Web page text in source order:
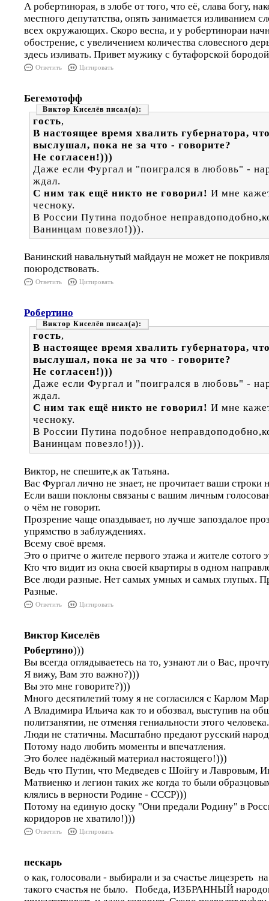
А робертинорая, в злобе от того, что её, слава богу,
местного депутатства, опять занимается изливанием
всех окружающих. Скоро весна, и у робертинораи
обострение, с увеличением количества словесного
здесь изливать. Привет мужику с бутафорской
Ответить Цитировать
Бегемотофф
Виктор Киселёв
гость,
В настоящее время хвалить губернатора,
выслушал, пока не за что - говорите?
Не согласен!)))
Даже если Фургал и "поигрался в любовь" -
ждал.
С ним так ещё никто не говорил! И мне
чесноку.
В России Путина подобное
Ванинцам повезло!))).
Ванинский навальнутый майдаун не может не
поюродствовать.
Ответить Цитировать
Робертино
Виктор Киселёв
гость,
В настоящее время хвалить губернатора,
выслушал, пока не за что - говорите?
Не согласен!)))
Даже если Фургал и "поигрался в любовь" -
ждал.
С ним так ещё никто не говорил! И мне
чесноку.
В России Путина подобное
Ванинцам повезло!))).
Виктор, не спешите,к ак Татьяна.
Вас Фургал лично не знает, не прочитает ваши строки
Если ваши поклоны связаны с вашим личным
о чём не говорит.
Прозрение чаще опаздывает, но лучше запоздалое
упрямство в заблуждениях.
Всему своё время.
Это о притче о жителе первого этажа и жителе сотого
Кто что видит из окна своей квартиры в одном
Все люди разные. Нет самых умных и самых глупых.
Разные.
Ответить Цитировать
Виктор Киселёв
Робертино)))
Вы всегда оглядываетесь на то, узнают ли о Вас,
Я вижу, Вам это важно?)))
Вы это мне говорите?)))
Много десятилетий тому я не согласился с Карлом
А Владимира Ильича как то и обозвал, выступив на
политзанятии, не отменяя гениальности этого человека.
Люди не статичны. Масштабно предают русский
Потому надо любить моменты и впечатления.
Это более надёжный материал настоящего!)))
Ведь что Путин, что Медведев с Шойгу и Лавровым,
Матвиенко и легион таких же когда то были
клялись в верности Родине - СССР)))
Потому на единую доску "Они предали Родину" в
коридоров не хватило!)))
Ответить Цитировать
пескарь
о как, голосовали - выбирали и за счастье лицезреть
такого счастья не было. Победа, ИЗБРАННЫЙ